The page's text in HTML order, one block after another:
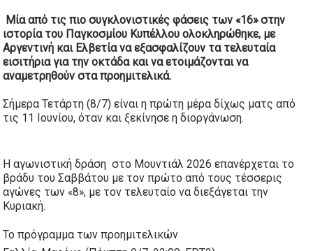
Μία από τις πιο συγκλονιστικές φάσεις των «16» στην
ιστορία του Παγκοσμίου Κυπέλλου ολοκληρώθηκε, με
Αργεντινή και Ελβετίανα εξασφαλίζουν τα τελευταία
εισιτήρια για την οκτάδα και να ετοιμάζονται να
αναμετρηθούν στα προημιτελικά.
Σήμερα Τετάρτη (8/7) είναι η πρώτη μέρα δίχως ματς από
τις 11 Ιουνίου, όταν και ξεκίνησε η διοργάνωση.
Η αγωνιστική δράση στο Μουντιάλ 2026 επανέρχεται το
βράδυ του Σαββάτου με τον πρώτο από τους τέσσερις
αγώνες των «8», με τον τελευταίο να διεξάγεται την
Κυριακή.
Το πρόγραμμα των προημιτελικών